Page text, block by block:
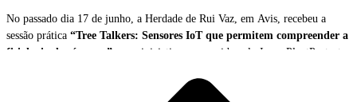
No passado dia 17 de junho, a Herdade de Rui Vaz, em Avis, recebeu a
sessão prática “Tree Talkers: Sensores IoT que permitem compreender a
fisiologia das árvores” , uma iniciativa promovida pelo InnovPlantProtect,